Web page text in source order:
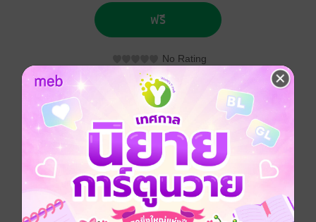
ฟรี
No Rating
ติดตาม แชร์
ประเภทไฟล์
วันที่วางขาย 11 พฤษภาคม 2569